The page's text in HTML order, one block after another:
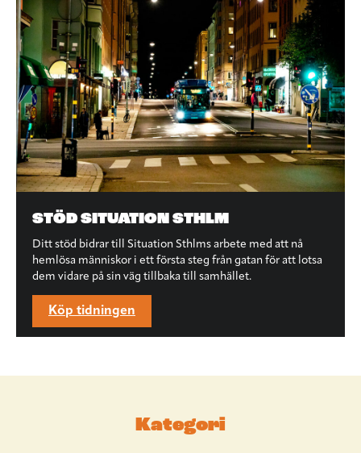
STÖD SITUATION STHLM
Ditt stöd bidrar till Situation Sthlms arbete med att nå
hemlösa människor i ett första steg från gatan för att lotsa
dem vidare på sin väg tillbaka till samhället.
Köp tidningen
Kategori